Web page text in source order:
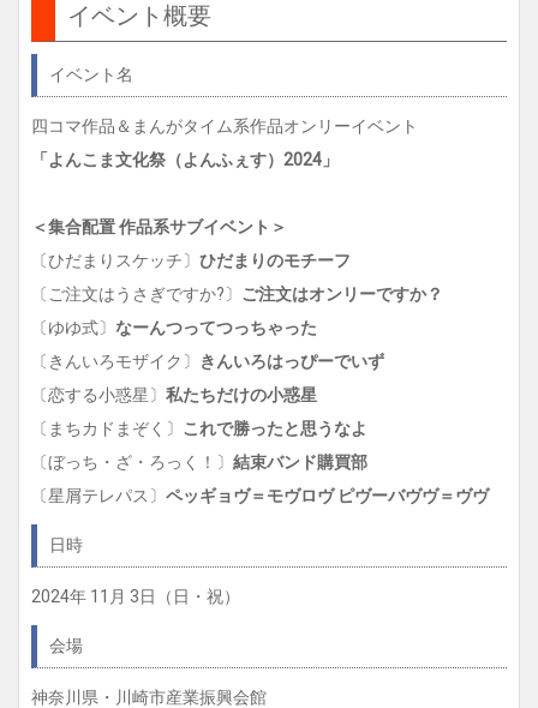
a
イベント概要
イベント名
四コマ作品＆まんがタイム系作品オンリーイベント
「よんこま文化祭（よんふぇす）2024」
＜集合配置 作品系サブイベント＞
〔ひだまりスケッチ〕 ひだまりのモチーフ
〔ご注文はうさぎですか?〕 ご注文はオンリーですか？
〔ゆゆ式〕 なーんつってつっちゃった
〔きんいろモザイク〕
きんいろはっぴーでいず
〔恋する小惑星〕 私たちだけの小惑星
〔まちカドまぞく〕 これで勝ったと思うなよ
〔ぼっち・ざ・ろっく！〕 結束バンド購買部
〔星屑テレパス〕 ペッギョヴ＝モヴロヴ ピヴーバヴヴ＝ヴヴ
日時
2024年 11月 3日（日・祝）
会場
神奈川県・川崎市産業振興会館